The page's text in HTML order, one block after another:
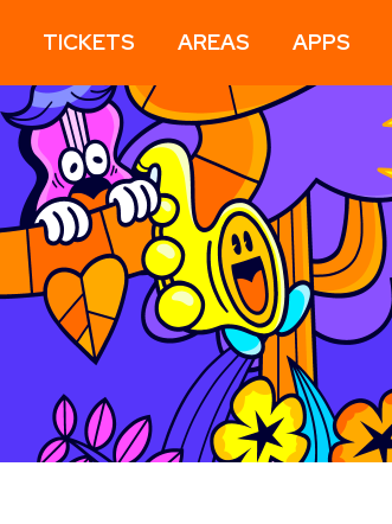
TICKETS AREAS APPS